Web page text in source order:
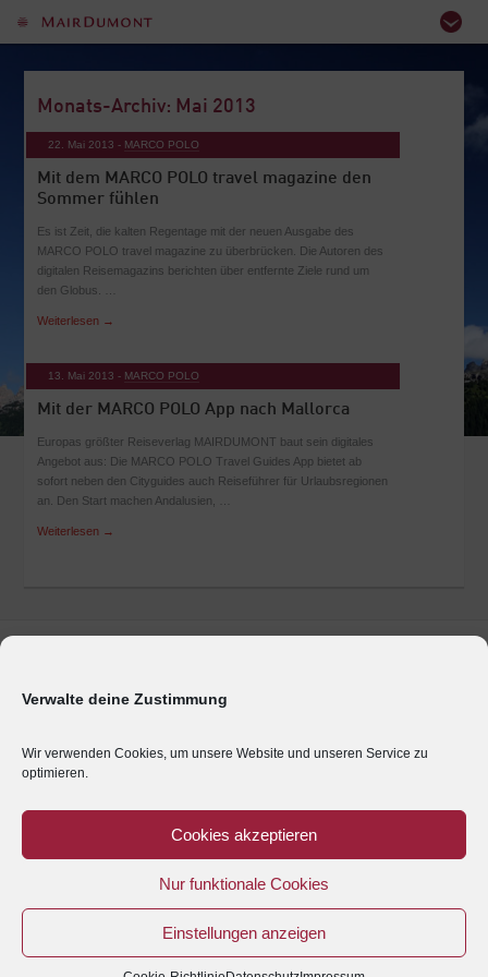
Verwalte deine Zustimmung
Wir verwenden Cookies, um unsere Website und unseren Service zu
optimieren.
Cookies akzeptieren
Nur funktionale Cookies
Einstellungen anzeigen
Monats-Archiv: Mai 2013
22. Mai 2013 - MARCO POLO
Mit dem MARCO POLO travel magazine den
Sommer fühlen
Es ist Zeit, die kalten Regentage mit der neuen Ausgabe des
MARCO POLO travel magazine zu überbrücken. Die Autoren des
digitalen Reisemagazins berichten über entfernte Ziele rund um
den Globus. …
Weiterlesen →
13. Mai 2013 - MARCO POLO
Mit der MARCO POLO App nach Mallorca
Europas größter Reiseverlag MAIRDUMONT baut sein digitales
Angebot aus: Die MARCO POLO Travel Guides App bietet ab
sofort neben den Cityguides auch Reiseführer für Urlaubsregionen
an. Den Start machen Andalusien, …
Weiterlesen →
Presse
Anreise